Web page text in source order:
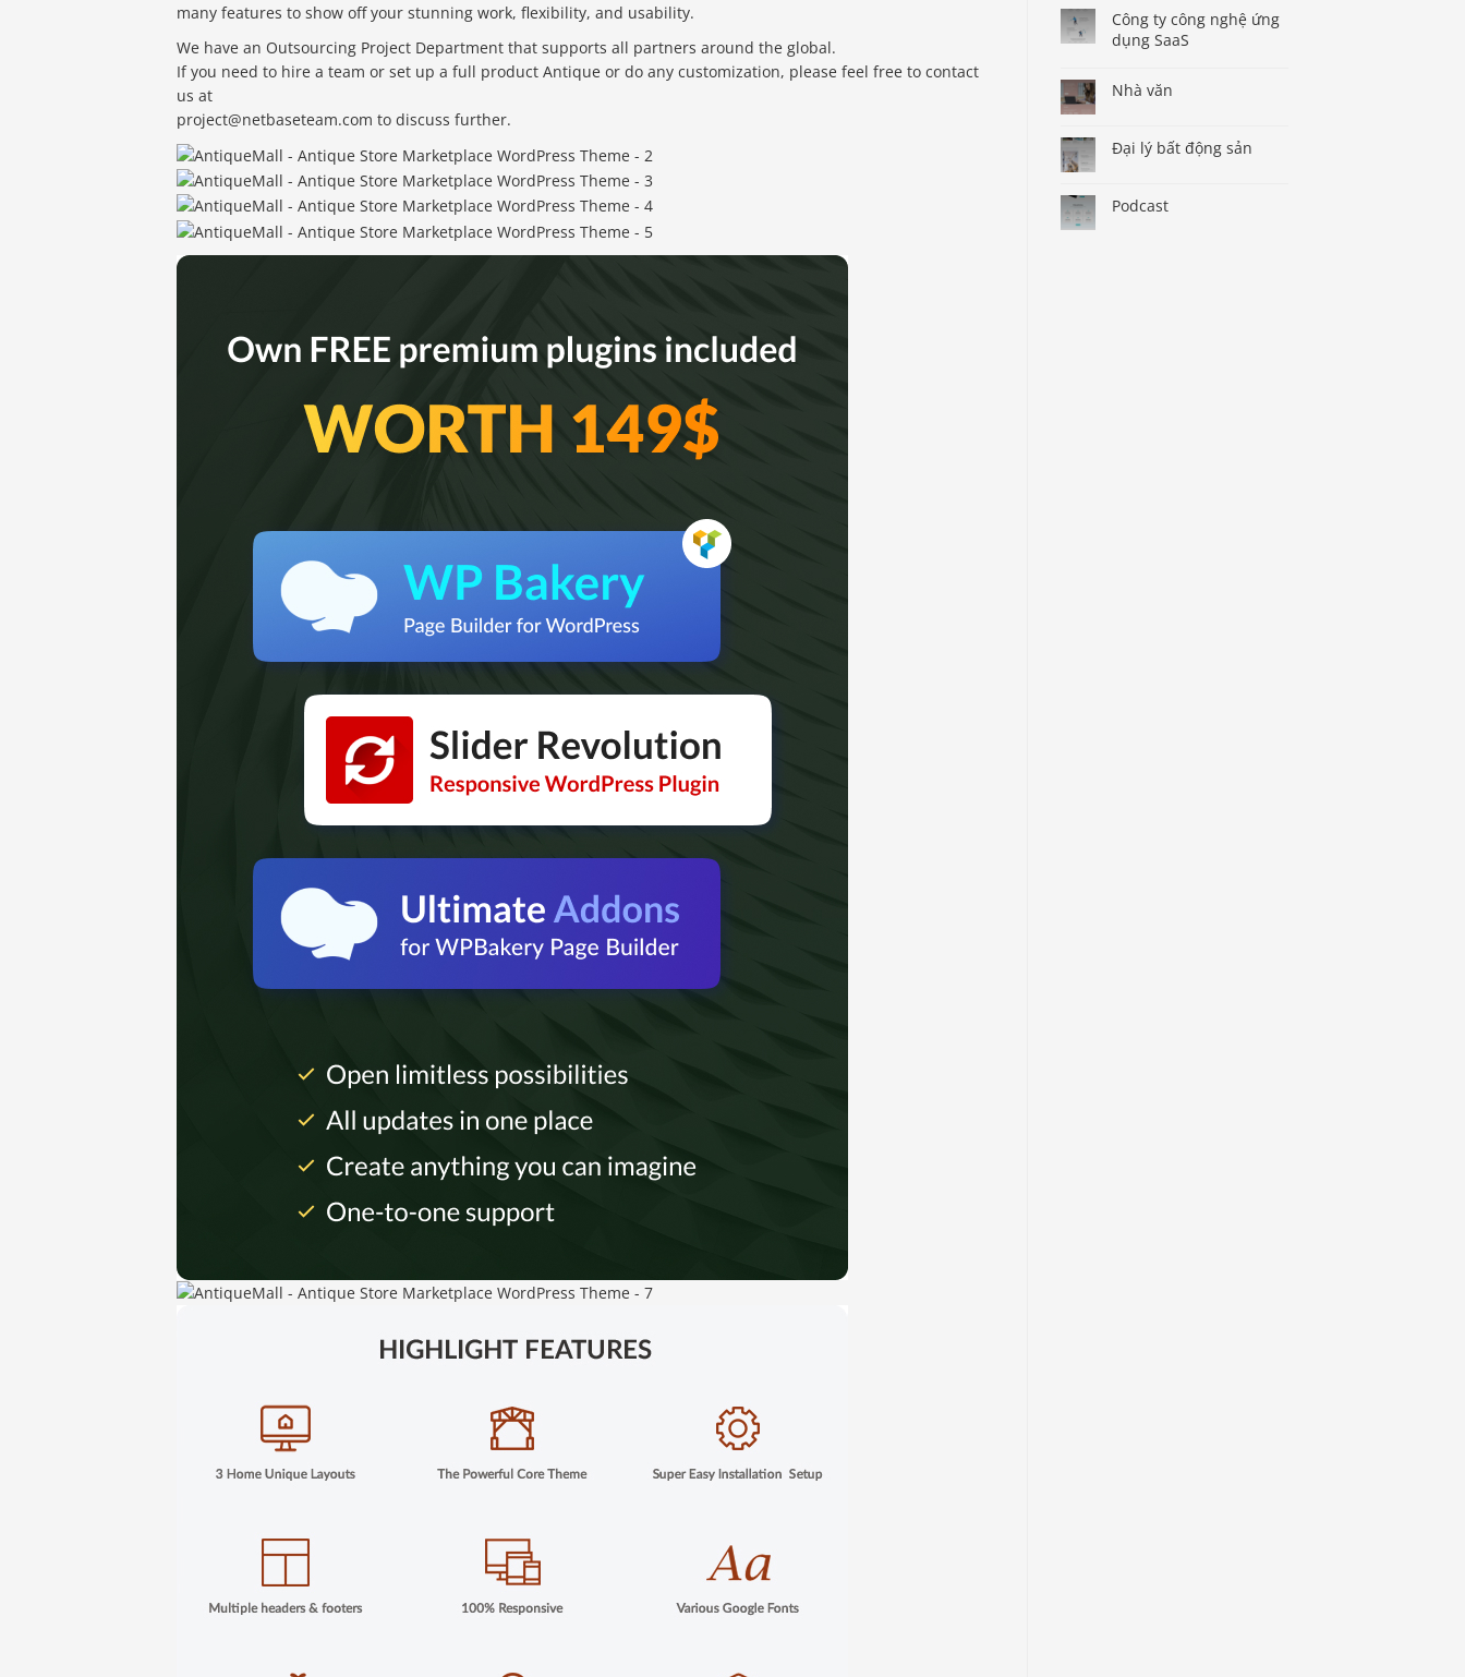
many features to show off your stunning work, flexibility, and usability.
We have an Outsourcing Project Department that supports all partners around the global.
If you need to hire a team or set up a full product Antique or do any customization, please feel free to contact
us at
project@netbaseteam.com to discuss further.
Công ty công nghệ ứng
dụng SaaS
Nhà văn
Đại lý bất động sản
Podcast